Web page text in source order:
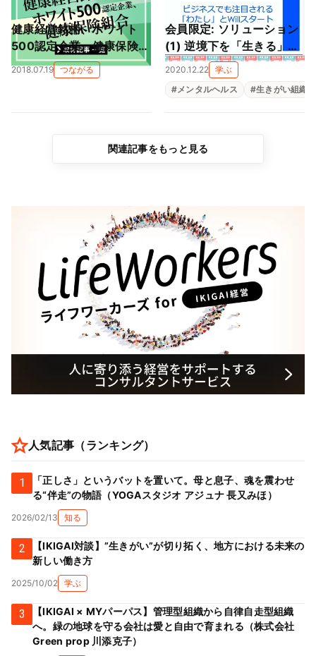
健康経営銘柄、ホワイト
500認定企業、健康保険組
合 取材記事一覧
2018.07.19 つながる
会員限定: ソリューション
(1) 逆境下を「生きる」た
めに、ひとりひとりの「生
きがい」を。ティール組織
×マイプロ
2020.12.22 学ぶ
#メンタルヘルス #生きがい組織
関連記事をもっと見る
人気記事（ランキング）
1
「正しさ」というバットを置いて。母と息子、魂を震わせ
る“伴走”の物語（YOGAスタジオ アジュナ 長又みほ）
2026/02/13 知る
2
【IKIGAI対談】”生きがい”が切り拓く、地方における未来の
新しい働き方
2025/10/02 学ぶ
3
【IKIGAI × MYパーパス】管理型組織から自律自走型組織
へ。緑の地球を守る会社は愛と自由で育まれる（株式会社
Green prop 川添克子）